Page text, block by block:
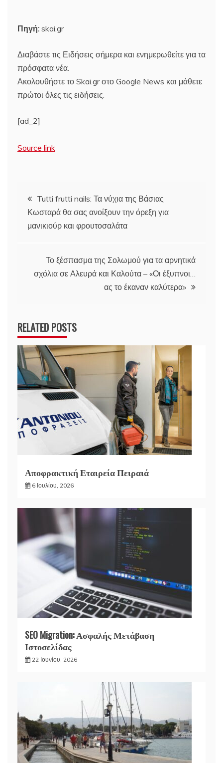
Πηγή: skai.gr
Διαβάστε τις Ειδήσεις σήμερα και ενημερωθείτε για τα
πρόσφατα νέα.
Ακολουθήστε το Skai.gr στο Google News και μάθετε
πρώτοι όλες τις ειδήσεις.
[ad_2]
Source link
Πλοήγηση
άρθρων
Tutti frutti nails: Τα νύχια της Βάσιας
Κωσταρά θα σας ανοίξουν την όρεξη για
μανικιούρ και φρουτοσαλάτα
Το ξέσπασμα της Σολωμού για τα αρνητικά
σχόλια σε Αλευρά και Καλούτα – «Οι έξυπνοι…
ας το έκαναν καλύτερα»
RELATED POSTS
Αποφρακτική Εταιρεία Πειραιά
6 Ιουλίου, 2026
SEO Migration: Ασφαλής Μετάβαση
Ιστοσελίδας
22 Ιουνίου, 2026